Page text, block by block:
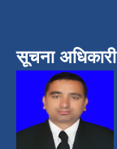
सूचना अधिकारी